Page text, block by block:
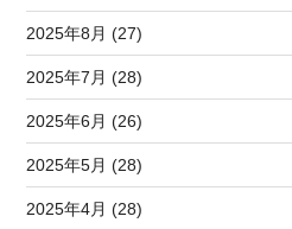
2025年8月 (27)
2025年7月 (28)
2025年6月 (26)
2025年5月 (28)
2025年4月 (28)